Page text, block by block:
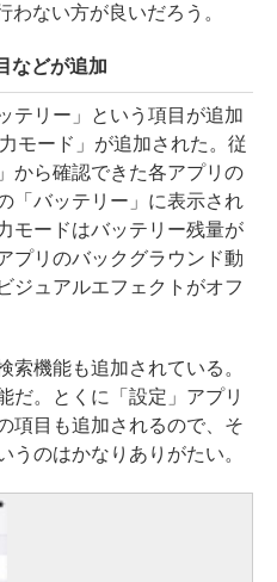
ない方が良いだろう。
などが追加
テリー」という項目が追加
モード」が追加された。従
から確認できた各アプリの
「バッテリー」に表示され
モードはバッテリー残量が
プリのバックグラウンド動
ジュアルエフェクトがオフ
機能も追加されている。
だ。とくに「設定」アプリ
項目も追加されるので、そ
うのはかなりありがたい。